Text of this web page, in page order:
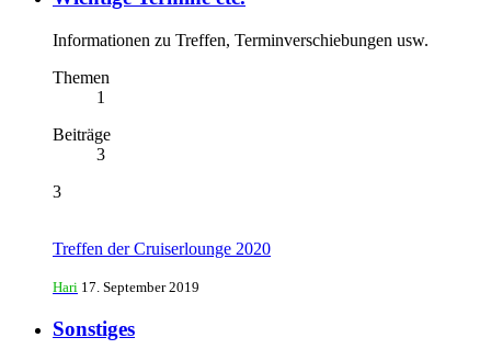
Informationen zu Treffen, Terminverschiebungen usw.
Themen
1
Beiträge
3
3
Treffen der Cruiserlounge 2020
Hari 17. September 2019
Sonstiges